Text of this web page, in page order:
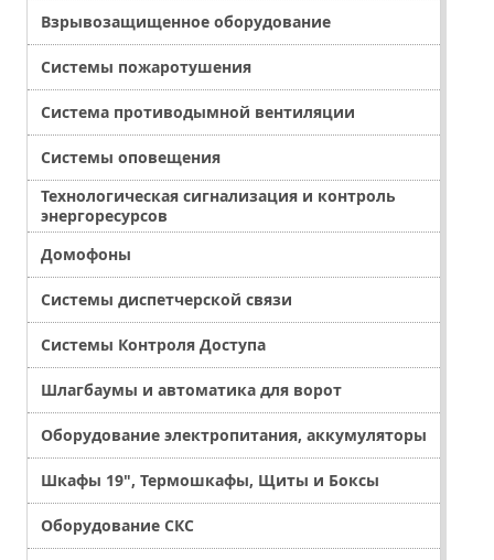
Взрывозащищенное оборудование
Системы пожаротушения
Система противодымной вентиляции
Системы оповещения
Технологическая сигнализация и контроль
энергоресурсов
Домофоны
Системы диспетчерской связи
Системы Контроля Доступа
Шлагбаумы и автоматика для ворот
Оборудование электропитания, аккумуляторы
Шкафы 19", Термошкафы, Щиты и Боксы
Оборудование СКС